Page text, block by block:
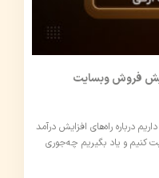
فروش وبسایت
درباره راه‌های افزایش درآمد
کنیم و یاد بگیریم چه‌جوری